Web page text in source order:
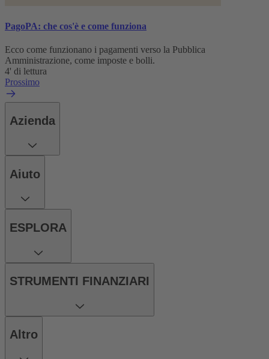
PagoPA: che cos'è e come funziona
Ecco come funzionano i pagamenti verso la Pubblica
Amministrazione, come imposte e bolli.
4' di lettura
Prossimo
Azienda
Aiuto
ESPLORA
STRUMENTI FINANZIARI
Altro